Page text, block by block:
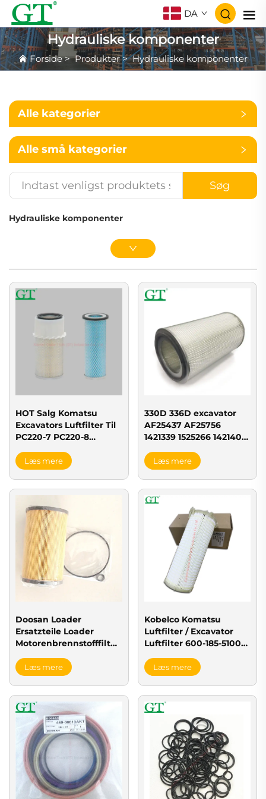
DA
Hydrauliske komponenter
Forside>Produkter>Hydrauliske komponenter
Alle kategorier
Alle små kategorier
Søg
Hydrauliske komponenter
HOT Salg Komatsu
Excavators Luftfilter Til
PC220-7 PC220-8
Læs mere
330D 336D excavator
AF25437 AF25756
1421339 1525266 1421404
Læs mere
Doosan Loader
Ersatzteile Loader
Motorenbrennstofffilter
Doosan SD310 Loader
Læs mere
Kobelco Komatsu
Luftfilter / Excavator
Luftfilter 600-185-5100
Læs mere